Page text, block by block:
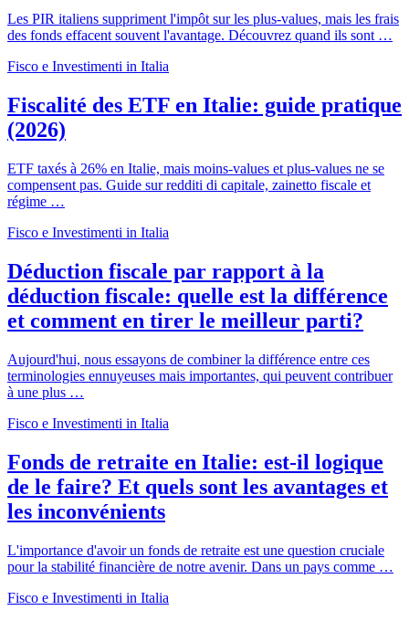
Les PIR italiens suppriment l'impôt sur les plus-values, mais les frais
des fonds effacent souvent l'avantage. Découvrez quand ils sont …
Fisco e Investimenti in Italia
Fiscalité des ETF en Italie: guide pratique
(2026)
ETF taxés à 26% en Italie, mais moins-values et plus-values ne se
compensent pas. Guide sur redditi di capitale, zainetto fiscale et
régime …
Fisco e Investimenti in Italia
Déduction fiscale par rapport à la
déduction fiscale: quelle est la différence
et comment en tirer le meilleur parti?
Aujourd'hui, nous essayons de combiner la différence entre ces
terminologies ennuyeuses mais importantes, qui peuvent contribuer
à une plus …
Fisco e Investimenti in Italia
Fonds de retraite en Italie: est-il logique
de le faire? Et quels sont les avantages et
les inconvénients
L'importance d'avoir un fonds de retraite est une question cruciale
pour la stabilité financière de notre avenir. Dans un pays comme …
Fisco e Investimenti in Italia